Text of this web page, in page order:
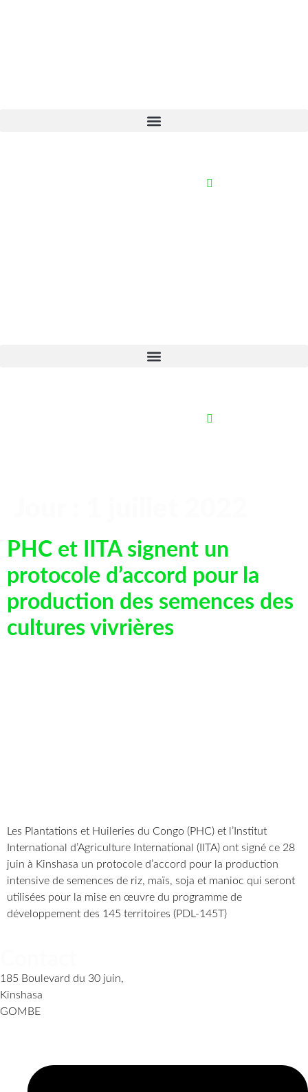
PHC et IITA signent un
protocole d’accord pour la
production des semences des
cultures vivrières
Les Plantations et Huileries du Congo (PHC) et l’Institut
International d’Agriculture International (IITA) ont signé ce 28
juin à Kinshasa un protocole d’accord pour la production
intensive de semences de riz, maïs, soja et manioc qui seront
utilisées pour la mise en œuvre du programme de
développement des 145 territoires (PDL-145T)
185 Boulevard du 30 juin,
Kinshasa
GOMBE